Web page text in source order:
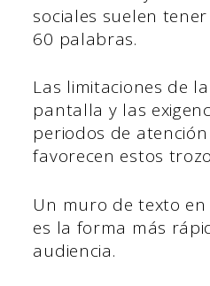
sociales suelen
60 palabras.
Las limitaciones de
pantalla y las
periodos de
favorecen estos
Un muro de texto
es la forma más
audiencia.